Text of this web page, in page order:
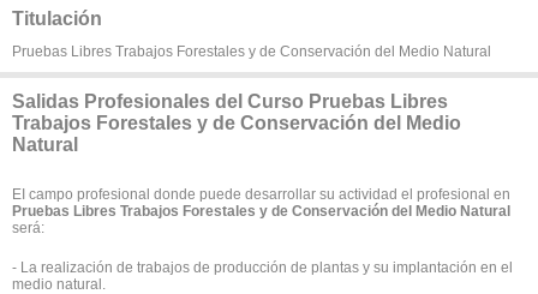
Titulación
Pruebas Libres Trabajos Forestales y de Conservación del Medio Natural
Salidas Profesionales del Curso Pruebas Libres
Trabajos Forestales y de Conservación del Medio
Natural
EI campo profesional donde puede desarrollar su actividad el profesional en
Pruebas Libres Trabajos Forestales y de Conservación del Medio Natural
será:
- La realización de trabajos de producción de plantas y su implantación en el
medio natural.